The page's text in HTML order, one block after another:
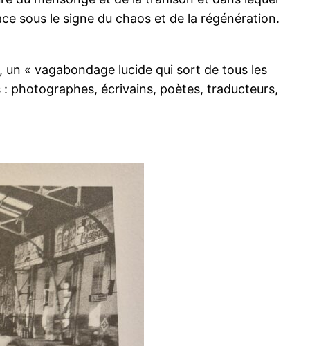
sous le signe du chaos et de la régénération.
« vagabondage lucide qui sort de tous les
photographes, écrivains, poètes, traducteurs,